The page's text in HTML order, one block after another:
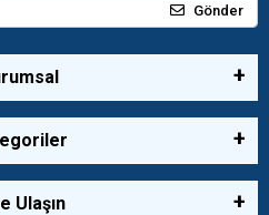
Gönder
Ulaşın